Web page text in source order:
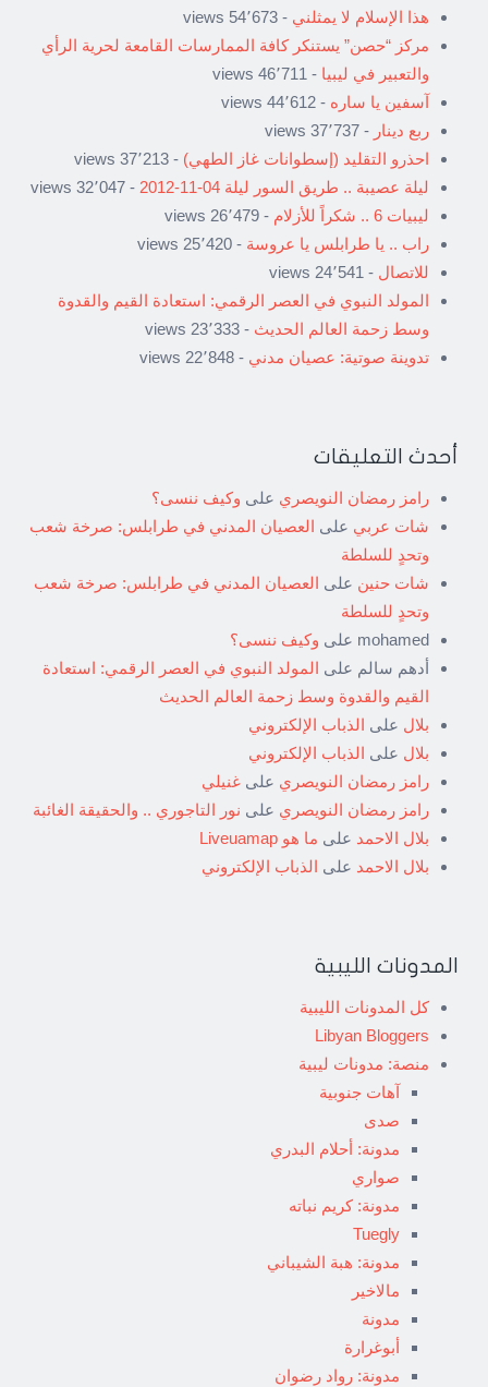
هذا الإسلام لا يمثلني - 54٬673 views
مركز “حصن” يستنكر كافة الممارسات القامعة لحرية الرأي
والتعبير في ليبيا - 46٬711 views
آسفين يا ساره - 44٬612 views
ربع دينار - 37٬737 views
احذرو التقليد (إسطوانات غاز الطهي) - 37٬213 views
ليلة عصيبة .. طريق السور ليلة 04-11-2012
- 32٬047 views
ليبيات 6 .. شكراً للأزلام
- 26٬479 views
راب .. يا طرابلس يا عروسة - 25٬420 views
للاتصال - 24٬541 views
المولد النبوي في العصر الرقمي: استعادة القيم والقدوة
وسط زحمة العالم الحديث - 23٬333 views
تدوينة صوتية: عصيان مدني - 22٬848 views
أحدث التعليقات
رامز رمضان النويصري على وكيف ننسى؟
شات عربي على العصيان المدني في طرابلس: صرخة شعب
وتحدٍ للسلطة
شات حنين على العصيان المدني في طرابلس: صرخة شعب
وتحدٍ للسلطة
mohamed على وكيف ننسى؟
أدهم سالم على المولد النبوي في العصر الرقمي: استعادة
القيم والقدوة وسط زحمة العالم الحديث
بلال على الذباب الإلكتروني
بلال على الذباب الإلكتروني
رامز رمضان النويصري على غنيلي
رامز رمضان النويصري على نور التاجوري .. والحقيقة الغائبة
بلال الاحمد على ما هو Liveuamap
بلال الاحمد على الذباب الإلكتروني
المدونات الليبية
كل المدونات الليبية
Libyan Bloggers
منصة: مدونات ليبية
آهات جنوبية
صدى
مدونة: أحلام البدري
صواري
مدونة: كريم نباته
Tuegly
مدونة: هبة الشيباني
مالاخير
مدونة
أبوغرارة
مدونة: رواد رضوان